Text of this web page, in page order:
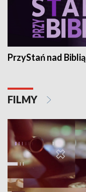
PrzyStań nad Biblią
FILMY